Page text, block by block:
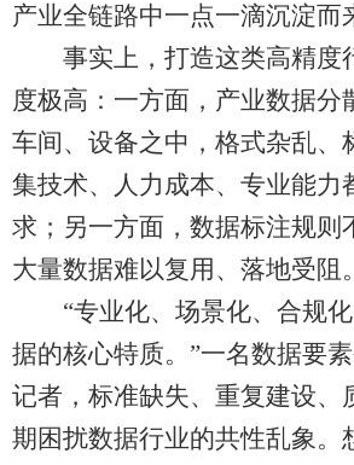
产业全链路中一点一滴沉淀而
事实上，打造这类高精度
度极高：一方面，产业数据分
车间、设备之中，格式杂乱、
集技术、人力成本、专业能力
求；另一方面，数据标注规则
大量数据难以复用、落地受阻。
“专业化、场景化、合规化
据的核心特质。”一名数据要
记者，标准缺失、重复建设、
期困扰数据行业的共性乱象。